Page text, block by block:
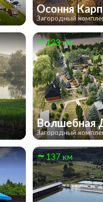
Осоння
Загородный
123 км
Волшебная
Загородный
137 км